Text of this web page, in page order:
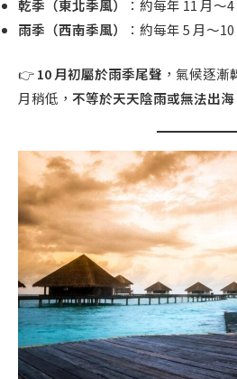
乾季（東北季風）
：約每年 11 月～4
雨季（西南季風）
：約每年 5 月～
👉10 月初屬於雨季尾聲 ，氣候逐
月稍低， 不等於天天陰雨或無法出海